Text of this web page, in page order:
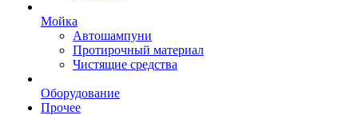
Мойка
Автошампуни
Протирочный материал
Чистящие средства
Оборудование
Прочее